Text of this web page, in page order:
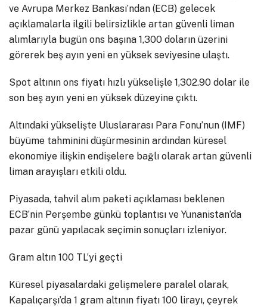
ve Avrupa Merkez Bankası’ndan (ECB) gelecek
açıklamalarla ilgili belirsizlikle artan güvenli liman
alımlarıyla bugün ons başına 1,300 doların üzerini
görerek beş ayın yeni en yüksek seviyesine ulaştı.
Spot altının ons fiyatı hızlı yükselişle 1,302.90 dolar ile
son beş ayın yeni en yüksek düzeyine çıktı.
Altındaki yükselişte Uluslararası Para Fonu’nun (IMF)
büyüme tahminini düşürmesinin ardından küresel
ekonomiye ilişkin endişelere bağlı olarak artan güvenli
liman arayışları etkili oldu.
Piyasada, tahvil alım paketi açıklaması beklenen
ECB’nin Perşembe günkü toplantısı ve Yunanistan’da
pazar günü yapılacak seçimin sonuçları izleniyor.
Gram altın 100 TL’yi geçti
Küresel piyasalardaki gelişmelere paralel olarak,
Kapalıçarşı’da 1 gram altının fiyatı 100 lirayı, çeyrek